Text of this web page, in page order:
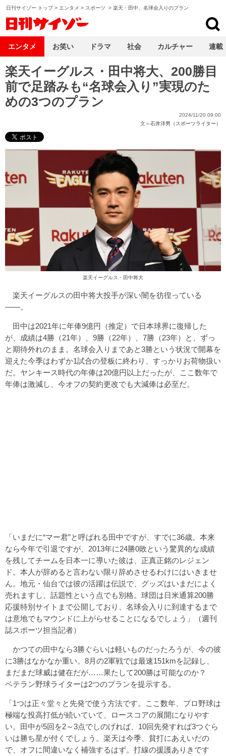
日刊サイゾー トップ> エンタメ > スポーツ > 楽天・田中、名球会入りのプラン
楽天イーグルス・田中将大、200勝目
前で足踏みも“名球会入り”実現のた
めの3つのプラン
2024/11/20 09:00
文＝石井洋男（スポーツライター）
楽天イーグルス・田中将大
楽天イーグルスの田中将大投手が深い闇を彷徨っている
――。
田中は2021年に年俸9億円（推定）で日本球界に復帰した
が、成績は4勝（21年）、9勝（22年）、7勝（23年）と、ずっ
と期待外れのまま。名球会入りまであと3勝という状況で開幕を
迎えた今季はわずか1試合の登板に終わり、すっかりお荷物扱い
だ。ヤンキース時代の年俸は20億円以上だったが、ここ数年で
年俸は激減し、今オフの契約更改でも大減俸は必至だ。
「いまだに“マー君”と呼ばれる田中ですが、すでに36歳。本来
なら今年で引退ですが、2013年に24勝0敗という驚異的な成績
を残してチームを日本一に導いた彼は、正真正銘のレジェン
ド。本人が辞めると言わない限り辞めさせるわけにはいきませ
ん。地元・仙台では彼の活躍は伝説で、グッズはいまだによく
売れますし、話題性という点でも別格。球団は日米通算200勝
応援特別サイトまで公開しており、名球会入りに到達するまで
は意地でもマウンドに上がらせることになるでしょう」（週刊
誌スポーツ担当記者）
かつての田中なら3勝ぐらいは軽いものだったろうが、今の彼
に3勝はなかなか重い。8月の2軍戦では最速151kmを記録し、
まだまだ球威は健在だが……果たして200勝は可能なのか？
ベテラン野球ライターは2つのプランを提示する。
「1つは正々堂々と先発で使う方法です。ここ数年、プロ野球は
極端な投高打低が続いていて、ロースコアの展開になりやす
い。田中が5回を2～3点でしのげれば、10回先発すれば3つぐら
いは勝ち星が付くでしょう。楽天は今季、貧打にあえいだの
で、オフに間違いなく補強するはず。打線の援護ありきです
エンタメ お笑い ドラマ 社会 カルチャー 連載